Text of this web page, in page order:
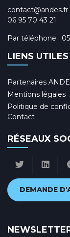
contact@andes.fr
06 95 70 43 21
Par téléphone :
LIENS UTILES
Partenaires
Mentions légales
Politique de
Contact
RÉSEAUX
DEMANDE